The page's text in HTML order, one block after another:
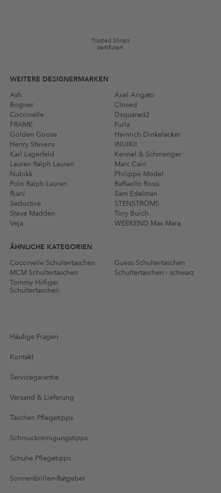
Trusted Shops
zertifiziert
WEITERE DESIGNERMARKEN
Ash
Axel Arigato
Bogner
Closed
Coccinelle
Dsquared2
FRAME
Furla
Golden Goose
Heinrich Dinkelacker
Henry Stevens
INUIKII
Karl Lagerfeld
Kennel & Schmenger
Lauren Ralph Lauren
Marc Cain
Nubikk
Philippe Model
Polo Ralph Lauren
Raffaello Rossi
Riani
Sam Edelman
Seductive
STENSTRÖMS
Steve Madden
Tory Burch
Veja
WEEKEND Max Mara
ÄHNLICHE KATEGORIEN
Coccinelle Schultertaschen
Guess Schultertaschen
MCM Schultertaschen
Schultertaschen - schwarz
Tommy Hilfiger
Schultertaschen
Häufige Fragen
Kontakt
Servicegarantie
Versand & Lieferung
Taschen Pflegetipps
Schmuckreinigungstipps
Schuhe Pflegetipps
Sonnenbrillen-Ratgeber